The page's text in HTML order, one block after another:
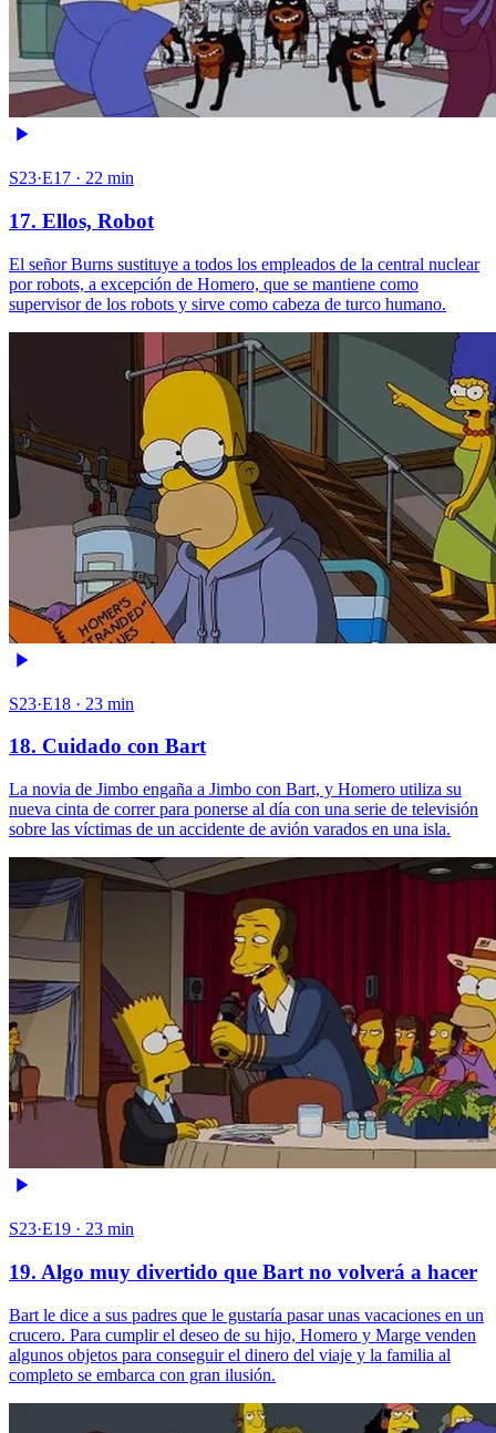
S23·E17 · 22 min
17. Ellos, Robot
El señor Burns sustituye a todos los empleados de la central nuclear
por robots, a excepción de Homero, que se mantiene como
supervisor de los robots y sirve como cabeza de turco humano.
S23·E18 · 23 min
18. Cuidado con Bart
La novia de Jimbo engaña a Jimbo con Bart, y Homero utiliza su
nueva cinta de correr para ponerse al día con una serie de televisión
sobre las víctimas de un accidente de avión varados en una isla.
S23·E19 · 23 min
19. Algo muy divertido que Bart no volverá a hacer
Bart le dice a sus padres que le gustaría pasar unas vacaciones en un
crucero. Para cumplir el deseo de su hijo, Homero y Marge venden
algunos objetos para conseguir el dinero del viaje y la familia al
completo se embarca con gran ilusión.